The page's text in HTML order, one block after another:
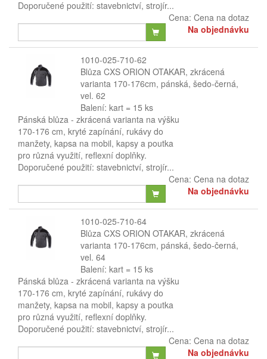
Doporučené použití: stavebnictví, strojír...
Cena: Cena na dotaz
Na objednávku
1010-025-710-62
Blůza CXS ORION OTAKAR, zkrácená
varianta 170-176cm, pánská, šedo-černá,
vel. 62
Balení: kart = 15 ks
Pánská blůza - zkrácená varianta na výšku
170-176 cm, kryté zapínání, rukávy do
manžety, kapsa na mobil, kapsy a poutka
pro různá využití, reflexní doplňky.
Doporučené použití: stavebnictví, strojír...
Cena: Cena na dotaz
Na objednávku
1010-025-710-64
Blůza CXS ORION OTAKAR, zkrácená
varianta 170-176cm, pánská, šedo-černá,
vel. 64
Balení: kart = 15 ks
Pánská blůza - zkrácená varianta na výšku
170-176 cm, kryté zapínání, rukávy do
manžety, kapsa na mobil, kapsy a poutka
pro různá využití, reflexní doplňky.
Doporučené použití: stavebnictví, strojír...
Cena: Cena na dotaz
Na objednávku